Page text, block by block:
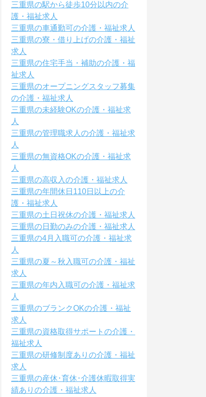
三重県の駅から徒歩10分以内の介
護・福祉求人
三重県の車通勤可の介護・福祉求人
三重県の寮・借り上げの介護・福祉
求人
三重県の住宅手当・補助の介護・福
祉求人
三重県のオープニングスタッフ募集
の介護・福祉求人
三重県の未経験OKの介護・福祉求
人
三重県の管理職求人の介護・福祉求
人
三重県の無資格OKの介護・福祉求
人
三重県の高収入の介護・福祉求人
三重県の年間休日110日以上の介
護・福祉求人
三重県の土日祝休の介護・福祉求人
三重県の日勤のみの介護・福祉求人
三重県の4月入職可の介護・福祉求
人
三重県の夏～秋入職可の介護・福祉
求人
三重県の年内入職可の介護・福祉求
人
三重県のブランクOKの介護・福祉
求人
三重県の資格取得サポートの介護・
福祉求人
三重県の研修制度ありの介護・福祉
求人
三重県の産休･育休･介護休暇取得実
績ありの介護・福祉求人